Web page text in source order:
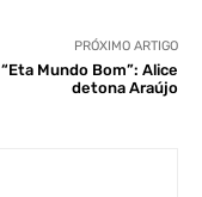
PRÓXIMO ARTIGO
Mundo Bom”: Alice
detona Araújo